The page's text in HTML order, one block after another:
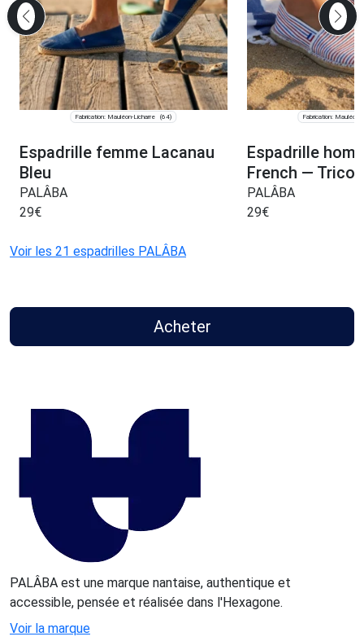
Fabrication: Mauléon-Licharre (64)
Espadrille femme Lacanau
Bleu
PALÂBA
29€
Fabrication: Mauléon-
Espadrille
French —
PALÂBA
29€
Voir les 21 espadrilles PALÂBA
Acheter
PALÂBA est une marque nantaise, authentique et
accessible, pensée et réalisée dans l'Hexagone.
Voir la marque